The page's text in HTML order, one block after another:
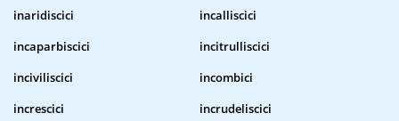
inaridiscici
incalliscici
incaparbiscici
incitrulliscici
inciviliscici
incombici
increscici
incrudeliscici